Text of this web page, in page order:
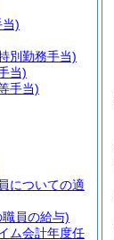
)
別勤務手当)
当)
手当)
についての適
員の給与)
ム会計年度任